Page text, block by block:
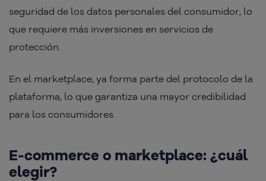
seguridad de los datos personales del consumidor, lo
que requiere más inversiones en servicios de
protección.
En el marketplace, ya forma parte del protocolo de la
plataforma, lo que garantiza una mayor credibilidad
para los consumidores.
E-commerce o marketplace: ¿cuál
elegir?